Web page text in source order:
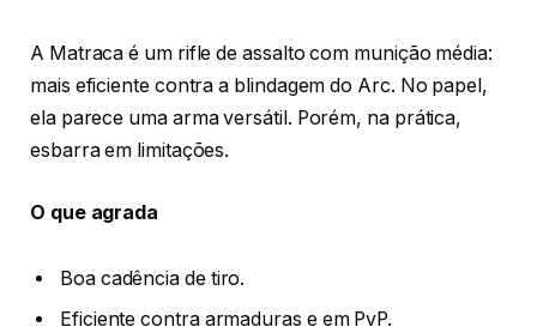
A Matraca é um rifle de assalto com munição média:
mais eficiente contra a blindagem do Arc. No papel,
ela parece uma arma versátil. Porém, na prática,
esbarra em limitações.
O que agrada
Boa cadência de tiro.
Eficiente contra armaduras e em PvP.